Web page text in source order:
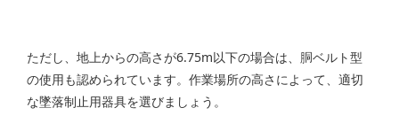
ただし、地上からの高さが6.75m以下の場合は、胴ベルト型
の使用も認められています。作業場所の高さによって、適切
な墜落制止用器具を選びましょう。